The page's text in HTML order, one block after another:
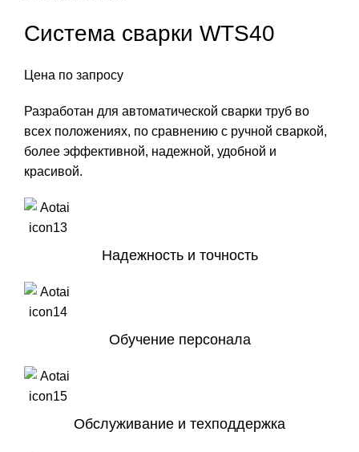
Система сварки WTS40
Цена по запросу
Разработан для автоматической сварки труб во
всех положениях, по сравнению с ручной сваркой,
более эффективной, надежной, удобной и
красивой.
Надежность и точность
Обучение персонала
Обслуживание и техподдержка